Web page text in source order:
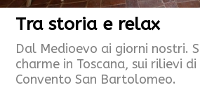
Tra storia e relax
Dal Medioevo ai giorni nostri.
charme in Toscana, sui rilievi
Convento San Bartolomeo.